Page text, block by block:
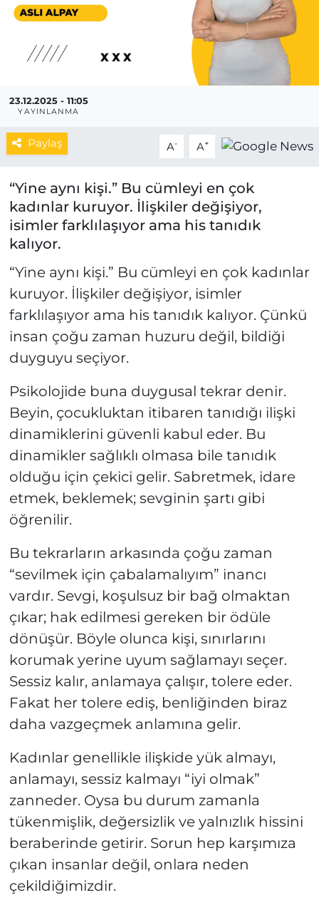
23.12.2025 - 11:05
YAYINLANMA
Paylaş A- A+
“Yine aynı kişi.” Bu cümleyi en çok
kadınlar kuruyor. İlişkiler değişiyor,
isimler farklılaşıyor ama his tanıdık
kalıyor.
“Yine aynı kişi.” Bu cümleyi en çok kadınlar
kuruyor. İlişkiler değişiyor, isimler
farklılaşıyor ama his tanıdık kalıyor. Çünkü
insan çoğu zaman huzuru değil, bildiği
duyguyu seçiyor.
Psikolojide buna duygusal tekrar denir.
Beyin, çocukluktan itibaren tanıdığı ilişki
dinamiklerini güvenli kabul eder. Bu
dinamikler sağlıklı olmasa bile tanıdık
olduğu için çekici gelir. Sabretmek, idare
etmek, beklemek; sevginin şartı gibi
öğrenilir.
Bu tekrarların arkasında çoğu zaman
“sevilmek için çabalamalıyım” inancı
vardır. Sevgi, koşulsuz bir bağ olmaktan
çıkar; hak edilmesi gereken bir ödüle
dönüşür. Böyle olunca kişi, sınırlarını
korumak yerine uyum sağlamayı seçer.
Sessiz kalır, anlamaya çalışır, tolere eder.
Fakat her tolere ediş, benliğinden biraz
daha vazgeçmek anlamına gelir.
Kadınlar genellikle ilişkide yük almayı,
anlamayı, sessiz kalmayı “iyi olmak”
zanneder. Oysa bu durum zamanla
tükenmişlik, değersizlik ve yalnızlık hissini
beraberinde getirir. Sorun hep karşımıza
çıkan insanlar değil, onlara neden
çekildiğimizdir.
MAGAZİN
ESKİŞEHİRSPOR